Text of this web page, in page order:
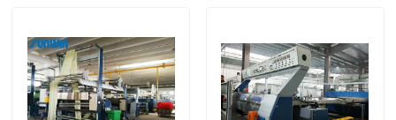
Productos
máquina del stenter de la materia textil